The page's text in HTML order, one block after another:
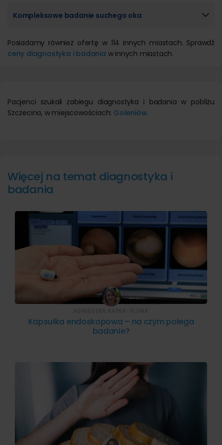
Kompleksowe badanie suchego oka
Posiadamy również ofertę w 114 innych miastach. Sprawdź
ceny diagnostyka i badania w innych miastach.
Pacjenci szukali zabiegu diagnostyka i badania w pobliżu
Szczecina, w miejscowościach: Goleniów.
Więcej na temat diagnostyka i
badania
Kapsułka endoskopowa – na czym polega
badanie?
AGNIESZKA KAPKA-PLEWA